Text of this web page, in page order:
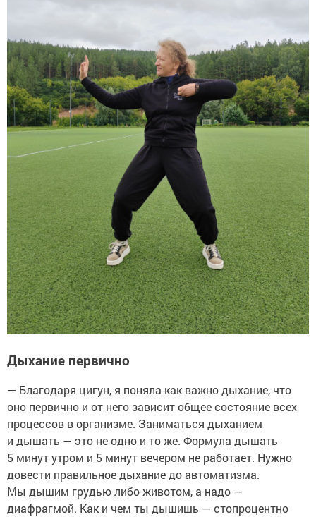
Дыхание первично
— Благодаря цигун, я поняла как важно дыхание, что
оно первично и от него зависит общее состояние всех
процессов в организме. Заниматься дыханием
и дышать — это не одно и то же. Формула дышать
5 минут утром и 5 минут вечером не работает. Нужно
довести правильное дыхание до автоматизма.
Мы дышим грудью либо животом, а надо —
диафрагмой. Как и чем ты дышишь — стопроцентно